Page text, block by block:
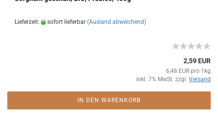
Lieferzeit: sofort lieferbar (Ausland abweichend)
2,59 EUR
6,48 EUR pro 1kg
inkl. 7% MwSt. zzgl. Versand
IN DEN WARENKORB